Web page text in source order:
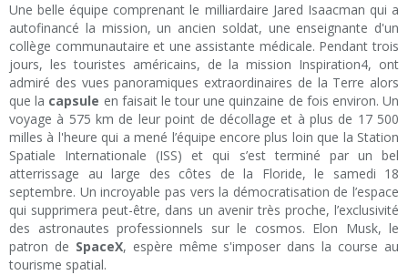
Une belle équipe comprenant le milliardaire Jared Isaacman qui a
autofinancé la mission, un ancien soldat, une enseignante d'un
collège communautaire et une assistante médicale. Pendant trois
jours, les touristes américains, de la mission Inspiration4, ont
admiré des vues panoramiques extraordinaires de la Terre alors
que la capsule en faisait le tour une quinzaine de fois environ. Un
voyage à 575 km de leur point de décollage et à plus de 17 500
milles à l'heure qui a mené l’équipe encore plus loin que la Station
Spatiale Internationale (ISS) et qui s’est terminé par un bel
atterrissage au large des côtes de la Floride, le samedi 18
septembre. Un incroyable pas vers la démocratisation de l’espace
qui supprimera peut-être, dans un avenir très proche, l’exclusivité
des astronautes professionnels sur le cosmos. Elon Musk, le
patron de SpaceX, espère même s'imposer dans la course au
tourisme spatial.